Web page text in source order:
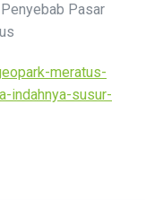
Pasar
meratus-
indahnya-susur-